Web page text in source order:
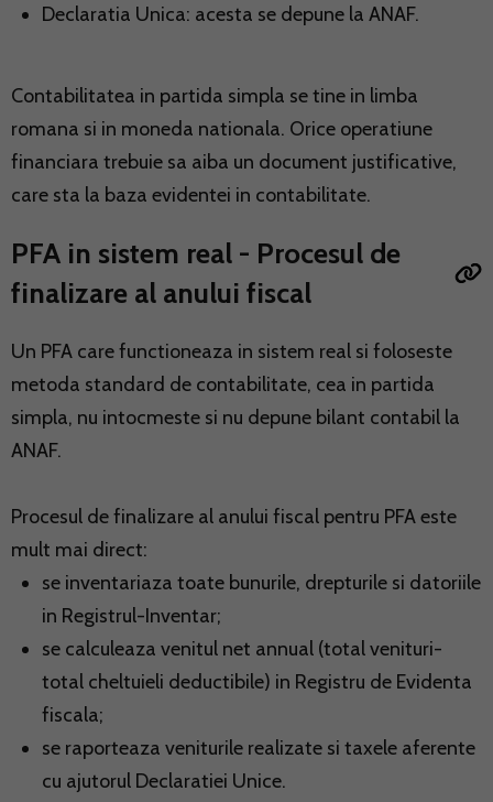
Declaratia Unica: acesta se depune la ANAF.
Contabilitatea in partida simpla se tine in limba
romana si in moneda nationala. Orice operatiune
financiara trebuie sa aiba un document justificative,
care sta la baza evidentei in contabilitate.
PFA in sistem real - Procesul de
finalizare al anului fiscal
Un PFA care functioneaza in sistem real si foloseste
metoda standard de contabilitate, cea in partida
simpla, nu intocmeste si nu depune bilant contabil la
ANAF.
Procesul de finalizare al anului fiscal pentru PFA este
mult mai direct:
se inventariaza toate bunurile, drepturile si datoriile
in Registrul-Inventar;
se calculeaza venitul net annual (total venituri-
total cheltuieli deductibile) in Registru de Evidenta
fiscala;
se raporteaza veniturile realizate si taxele aferente
cu ajutorul Declaratiei Unice.